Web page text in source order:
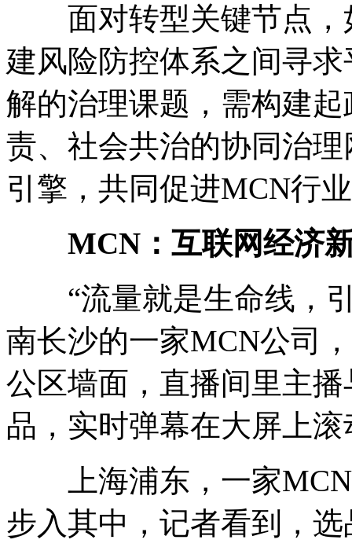
面对转型关键节点，
建风险防控体系之间寻
解的治理课题，需构建
责、社会共治的协同治
引擎，共同促进MCN行
MCN：互联网经济
“流量就是生命线，引
南长沙的一家MCN公司
公区墙面，直播间里主
品，实时弹幕在大屏上
上海浦东，一家MCN
步入其中，记者看到，